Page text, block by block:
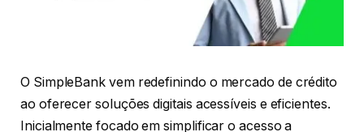
O SimpleBank vem redefinindo o mercado de crédito
ao oferecer soluções digitais acessíveis e eficientes.
Inicialmente focado em simplificar o acesso a